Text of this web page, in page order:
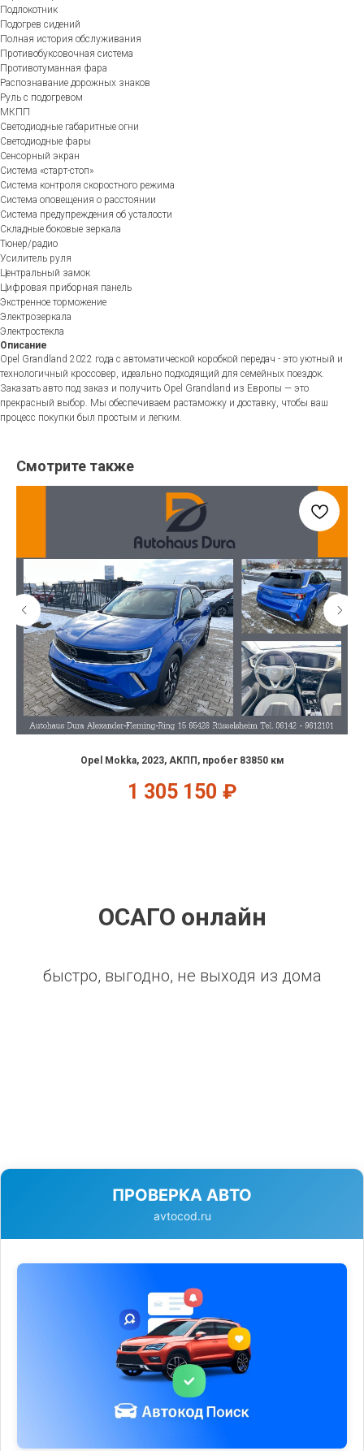
Подлокотник
Подогрев сидений
Полная история обслуживания
Противобуксовочная система
Противотуманная фара
Распознавание дорожных знаков
Руль с подогревом
МКПП
Светодиодные габаритные огни
Светодиодные фары
Сенсорный экран
Система «старт-стоп»
Система контроля скоростного режима
Система оповещения о расстоянии
Система предупреждения об усталости
Складные боковые зеркала
Тюнер/радио
Усилитель руля
Центральный замок
Цифровая приборная панель
Экстренное торможение
Электрозеркала
Электростекла
Описание
Opel Grandland 2022 года с автоматической коробкой передач - это уютный и
технологичный кроссовер, идеально подходящий для семейных поездок.
Заказать авто под заказ и получить Opel Grandland из Европы — это
прекрасный выбор. Мы обеспечиваем растаможку и доставку, чтобы ваш
процесс покупки был простым и легким.
Смотрите также
Opel Mokka, 2023, АКПП, пробег 83850 км
1 305 150 ₽
ОСАГО онлайн
быстро, выгодно, не выходя из дома
ПРОВЕРКА АВТО
avtocod.ru